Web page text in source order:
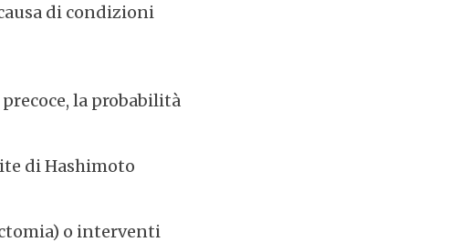
di condizioni
la probabilità
di Hashimoto
o interventi